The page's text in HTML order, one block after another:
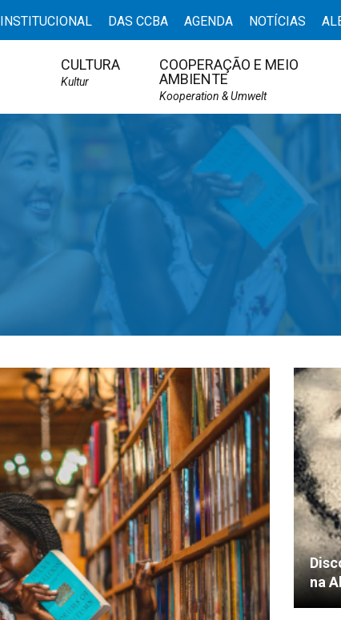
INSTITUCIONAL DAS CCBA AGENDA NOTÍCIAS
CULTURA
Kultur
COOPERAÇÃO E MEIO
AMBIENTE
Kooperation & Umwelt
na